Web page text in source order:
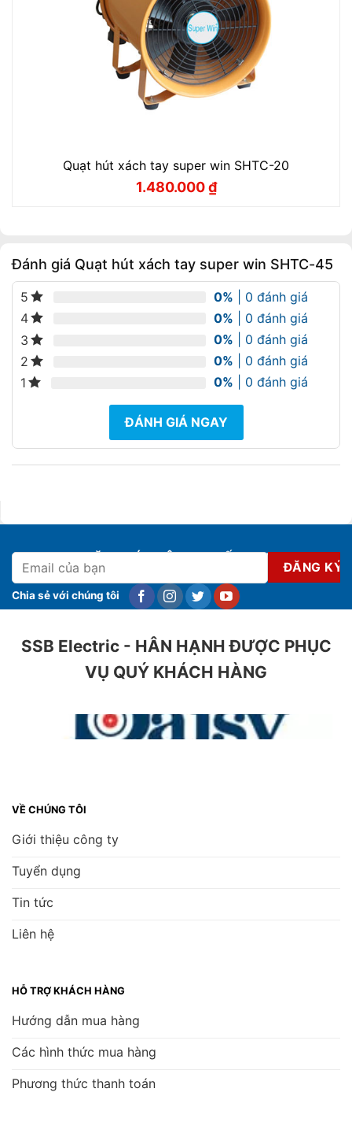
Quạt hút xách tay super win SHTC-20
Giá
1.480.000₫
Giá
Đánh giá Quạt hút xách tay super win SHTC-45
5 0% | 0 đánh giá
4
0% | 0 đánh giá
3
0% | 0 đánh giá
2
0% | 0 đánh giá
1
0% | 0 đánh giá
ĐÁNH GIÁ NGAY
ĐĂNG KÝ NHẬN KHUYẾN MẠI
Chia sẻ với chúng tôi
SSB Electric - HÂN HẠNH ĐƯỢC PHỤC
VỤ QUÝ KHÁCH HÀNG
VỀ CHÚNG TÔI
Giới thiệu công ty
Tuyển dụng
Tin tức
Liên hệ
HỖ TRỢ KHÁCH HÀNG
Hướng dẫn mua hàng
Các hình thức mua hàng
Phương thức thanh toán